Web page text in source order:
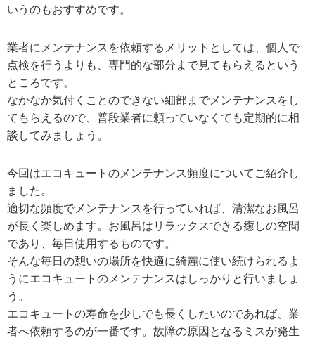
いうのもおすすめです。
業者にメンテナンスを依頼するメリットとしては、個人で
点検を行うよりも、専門的な部分まで見てもらえるという
ところです。
なかなか気付くことのできない細部までメンテナンスをし
てもらえるので、普段業者に頼っていなくても定期的に相
談してみましょう。
今回はエコキュートのメンテナンス頻度についてご紹介し
ました。
適切な頻度でメンテナンスを行っていれば、清潔なお風呂
が長く楽しめます。お風呂はリラックスできる癒しの空間
であり、毎日使用するものです。
そんな毎日の憩いの場所を快適に綺麗に使い続けられるよ
うにエコキュートのメンテナンスはしっかりと行いましょ
う。
エコキュートの寿命を少しでも長くしたいのであれば、業
者へ依頼するのが一番です。故障の原因となるミスが発生